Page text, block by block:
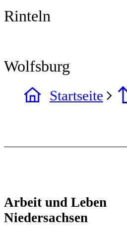
Rinteln
Wolfsburg
Startseite
Arbeit und Leben
Niedersachsen